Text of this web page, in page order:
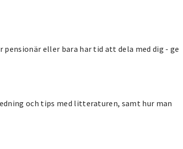
pensionär eller bara har tid att dela med dig - ge
och tips med litteraturen, samt hur man